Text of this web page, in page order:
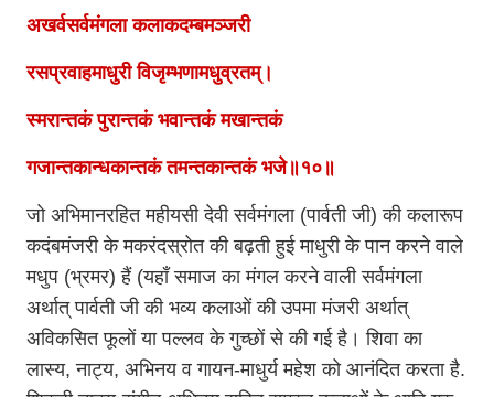
अखर्वसर्वमंगला कलाकदम्बमञ्जरी
रसप्रवाहमाधुरी विजृम्भणामधुव्रतम्।
स्मरान्तकं पुरान्तकं भवान्तकं मखान्तकं
गजान्तकान्धकान्तकं तमन्तकान्तकं भजे॥१०॥
जो अभिमानरहित महीयसी देवी सर्वमंगला (पार्वती जी) की कलारूप
कदंबमंजरी के मकरंदस्रोत की बढ़ती हुई माधुरी के पान करने वाले
मधुप (भ्रमर) हैं (यहाँ समाज का मंगल करने वाली सर्वमंगला
अर्थात् पार्वती जी की भव्य कलाओं की उपमा मंजरी अर्थात्
अविकसित फूलों या पल्लव के गुच्छों से की गई है। शिवा का
लास्य, नाट्य, अभिनय व गायन-माधुर्य महेश को आनंदित करता है.